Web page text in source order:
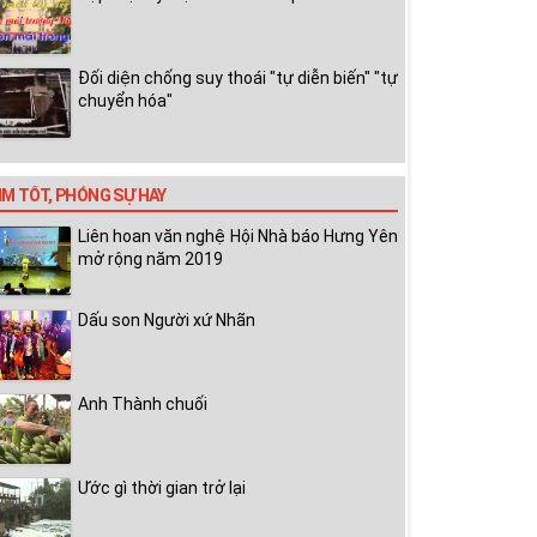
Đối diện chống suy thoái "tự diễn biến" "tự
chuyển hóa"
TỐT, PHÓNG SỰ HAY
Liên hoan văn nghệ Hội Nhà báo Hưng Yên
mở rộng năm 2019
Dấu son Người xứ Nhãn
Anh Thành chuối
Ước gì thời gian trở lại